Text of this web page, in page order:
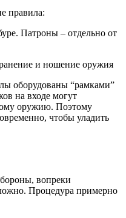
правила:
Патроны – отдельно от
и ношение оружия
оборудованы “рамками”
на входе могут
оружию. Поэтому
чтобы уладить
вопреки
Процедура примерно